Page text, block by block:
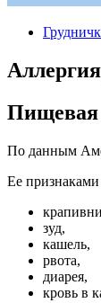
Пищевая
По данным
Ее
зуд,
кашель,
рвота,
диарея,
кровь в